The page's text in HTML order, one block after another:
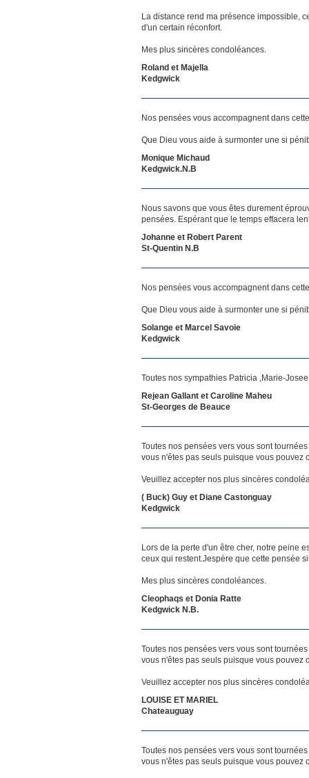
La distance rend ma présence impossible,
d'un certain réconfort.
Mes plus sincères condoléances.
Roland et Majella
Kedgwick
Nos pensées vous accompagnent dans
Que Dieu vous aide à surmonter une si
Monique Michaud
Kedgwick.N.B
Nous savons que vous êtes durement
pensées. Espérant que le temps effacera
Johanne et Robert Parent
St-Quentin N.B
Nos pensées vous accompagnent dans
Que Dieu vous aide à surmonter une si
Solange et Marcel Savoie
Kedgwick
Toutes nos sympathies Patricia ,Marie-
Rejean Gallant et Caroline Maheu
St-Georges de Beauce
Toutes nos pensées vers vous sont
vous n'êtes pas seuls puisque vous pouvez
Veuillez accepter nos plus sincères
( Buck) Guy et Diane Castonguay
Kedgwick
Lors de la perte d'un être cher, notre peine
ceux qui restent.Jespère que cette pensée
Mes plus sincères condoléances.
Cleophaqs et Donia Ratte
Kedgwick N.B.
Toutes nos pensées vers vous sont
vous n'êtes pas seuls puisque vous pouvez
Veuillez accepter nos plus sincères
LOUISE ET MARIEL
Chateauguay
Toutes nos pensées vers vous sont
vous n'êtes pas seuls puisque vous pouvez